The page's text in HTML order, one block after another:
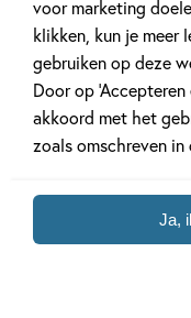
voor marketing
klikken, kun je meer
gebruiken op deze
Door op
akkoord met het
zoals omschreven in
Ja,